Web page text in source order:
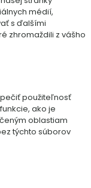
médií,
s ďalšími
zhromaždili z vášho
použiteľnosť
ako je
oblastiam
týchto súborov